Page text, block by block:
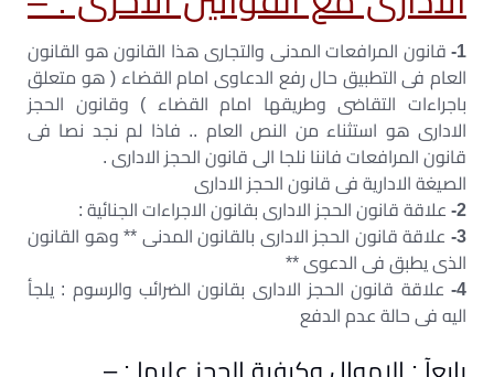
1-
قانون المرافعات المدنى والتجارى هذا القانون هو القانون
العام فى التطبيق حال رفع الدعاوى امام القضاء ( هو متعلق
باجراءات التقاضى وطريقها امام القضاء ) وقانون الحجز
الادارى هو استثناء من النص العام .. فاذا لم نجد نصا فى
قانون المرافعات فاننا نلجا الى قانون الحجز الادارى .
الصيغة الادارية فى قانون الحجز الادارى
2- علاقة قانون الحجز الادارى بقانون الاجراءات الجنائية :
3-
علاقة قانون الحجز الادارى بالقانون المدنى ** وهو القانون
الذى يطبق فى الدعوى **
4-
علاقة قانون الحجز الادارى بقانون الضرائب والرسوم : يلجأ
اليه فى حالة عدم الدفع
رابعآ : الاموال وكيفية الحجز عليها : –